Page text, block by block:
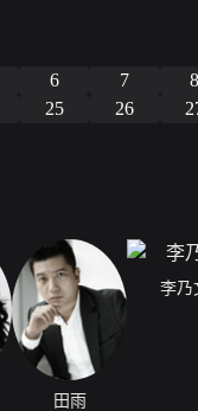
6 7
25 26
田雨
李乃